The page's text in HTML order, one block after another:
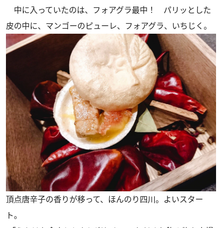
中に入っていたのは、フォアグラ最中！ パリッとした
皮の中に、マンゴーのピューレ、フォアグラ、いちじく。
頂点唐辛子の香りが移って、ほんのり四川。よいスター
ト。